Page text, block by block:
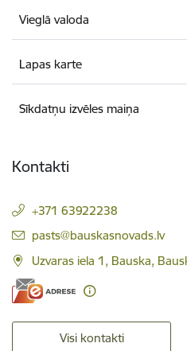
Vieglā valoda
Lapas karte
Sīkdatņu izvēles maiņa
Kontakti
+371 63922238
E-pasts:
pasts@bauskasnovads.lv
Uzvaras iela 1, Bauska,
Visi kontakti